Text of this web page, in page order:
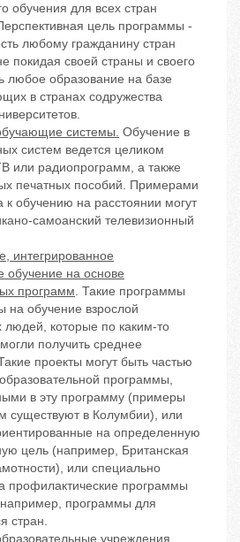
обучения для всех стран
цель программы -
любому гражданину стран
покидая своей страны и своего
любое образование на базе
в странах содружества
системы. Обучение в
систем ведется целиком
или радиопрограмм, а также
печатных пособий. Примерами
к обучению на расстоянии могут
самоанский телевизионный
интегрированное
обучение на основе
программ. Такие программы
на обучение взрослой
людей, которые по каким-то
получить среднее
проекты могут быть частью
программы,
в эту программу (примеры
существуют в Колумбии), или
на определенную
цель (например, Британская
или специально
профилактические программы
например, программы для
стран.
учреждения,